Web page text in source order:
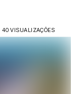
40 VISUALIZAÇÕES